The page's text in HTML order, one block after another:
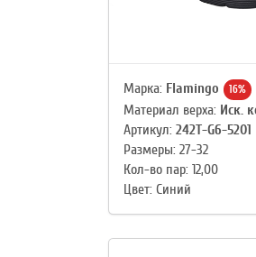
Марка: Flamingo 16%
Материал верха: Иск.
Артикул: 242T-G6-5201
Размеры: 27-32
Кол-во пар: 12,00
Цвет: Синий